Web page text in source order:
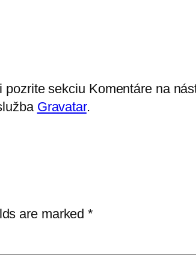
sekciu Komentáre na
Gravatar.
are marked*